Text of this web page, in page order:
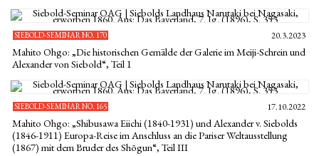
SIEBOLD-SEMINAR NO. 170 20.3.2023
Mahito Ohgo: „Die historischen Gemälde der Galerie im Meiji-Schrein und
Alexander von Siebold“, Teil 1
SIEBOLD-SEMINAR NO. 165 17.10.2022
Mahito Ohgo: „Shibusawa Eiichi (1840-1931) und Alexander v. Siebolds
(1846-1911) Europa-Reise im Anschluss an die Pariser Weltausstellung
(1867) mit dem Bruder des Shōgun“, Teil III